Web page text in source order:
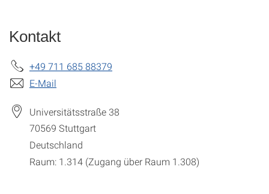
Kontakt
+49 711 685 88379
E-Mail
Universitätsstraße 38
70569 Stuttgart
Deutschland
Raum: 1.314 (Zugang über Raum 1.308)